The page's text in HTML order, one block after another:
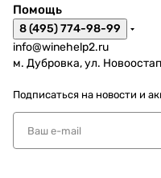
Помощь
8 (495) 774-98-99
info@winehelp2.ru
м. Дубровка, ул.
Подписаться на новости и